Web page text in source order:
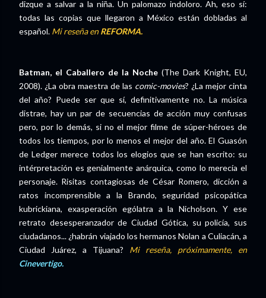
dizque a salvar a la niña. Un palomazo indoloro. Ah, eso sí:
todas las copias que llegaron a México están dobladas al
español. Mi reseña enREFORMA.
Batman, el Caballero de la Noche (The Dark Knight, EU,
2008). ¿La obra maestra de las comic-movies? ¿La mejor cinta
del año? Puede ser que sí, definitivamente no. La música
distrae, hay un par de secuencias de acción muy confusas
pero, por lo demás, si no el mejor filme de súper-héroes de
todos los tiempos, por lo menos el mejor del año. El Guasón
de Ledger merece todos los elogios que se han escrito: su
intérpretación es genialmente anárquica, como lo merecía el
personaje. Risitas contagiosas de César Romero, dicción a
ratos incomprensible a la Brando, seguridad psicopática
kubrickiana, exasperación ególatra a la Nicholson. Y ese
retrato desesperanzador de Ciudad Gótica, su policía, sus
ciudadanos... ¿habrán viajado los hermanos Nolan a Culiacán, a
Ciudad Juárez, a Tijuana? Mi reseña, próximamente, en
Cinevertigo.